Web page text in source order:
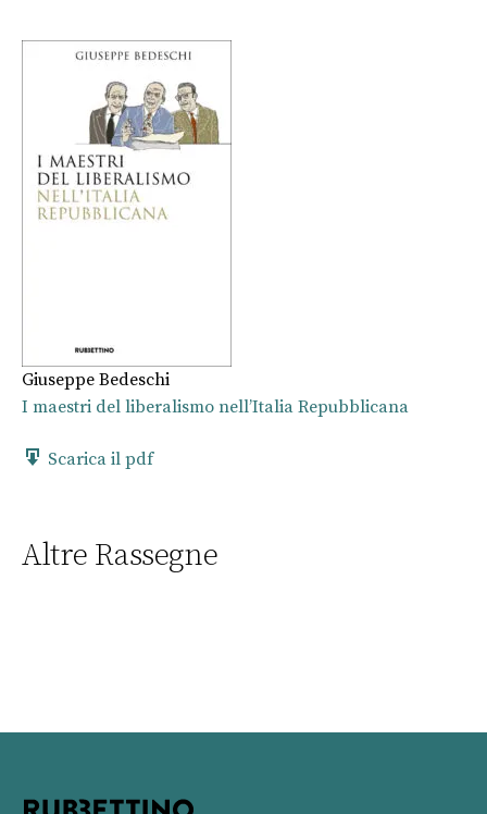
Giuseppe Bedeschi
I maestri del liberalismo nell’Italia Repubblicana
Scarica il pdf
Altre Rassegne